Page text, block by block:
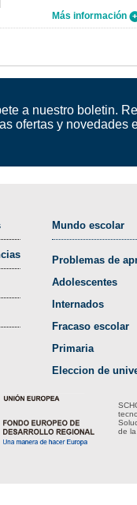
Más información
a nuestro boletin.
ofertas y novedades
Mundo escolar
Problemas de
Adolescentes
Internados
Fracaso escolar
Primaria
Eleccion de
de la